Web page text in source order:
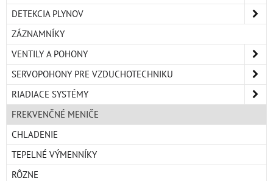
DETEKCIA PLYNOV
ZÁZNAMNÍKY
VENTILY A POHONY
SERVOPOHONY PRE VZDUCHOTECHNIKU
RIADIACE SYSTÉMY
FREKVENČNÉ MENIČE
CHLADENIE
TEPELNÉ VÝMENNÍKY
RÔZNE